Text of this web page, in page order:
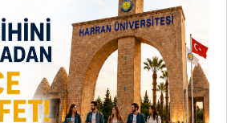
Akademik Birimler